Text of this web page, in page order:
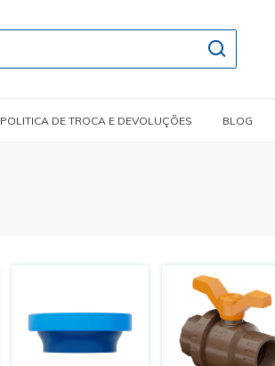
POLITICA DE TROCA E DEVOLUÇÕES BLOG